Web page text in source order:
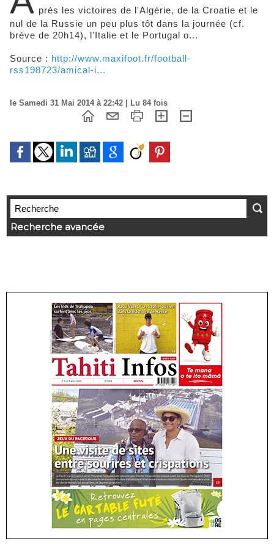
près les victoires de l'Algérie, de la Croatie et le
nul de la Russie un peu plus tôt dans la journée (cf.
brève de 20h14), l'Italie et le Portugal o...
Source : http://www.maxifoot.fr/football-
rss198723/amical-i...
le Samedi 31 Mai 2014 à 22:42 | Lu 84 fois
Recherche avancée